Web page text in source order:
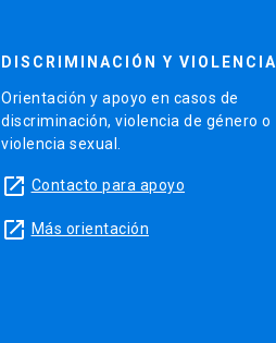
DISCRIMINACIÓN Y VIOLENCIA
Orientación y apoyo en casos de
discriminación, violencia de género o
violencia sexual.
launch Contacto para apoyo
launch Más orientación